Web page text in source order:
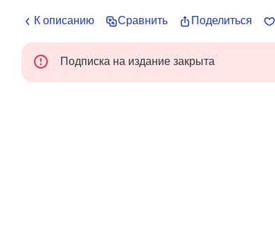
К описанию Сравнить Поделиться
Подписка на издание закрыта